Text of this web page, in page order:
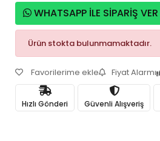
WHATSAPP İLE SİPARİŞ VER
Ürün stokta bulunmamaktadır.
Favorilerime ekle Fiyat Alarmı
Hızlı Gönderi Güvenli Alışveriş